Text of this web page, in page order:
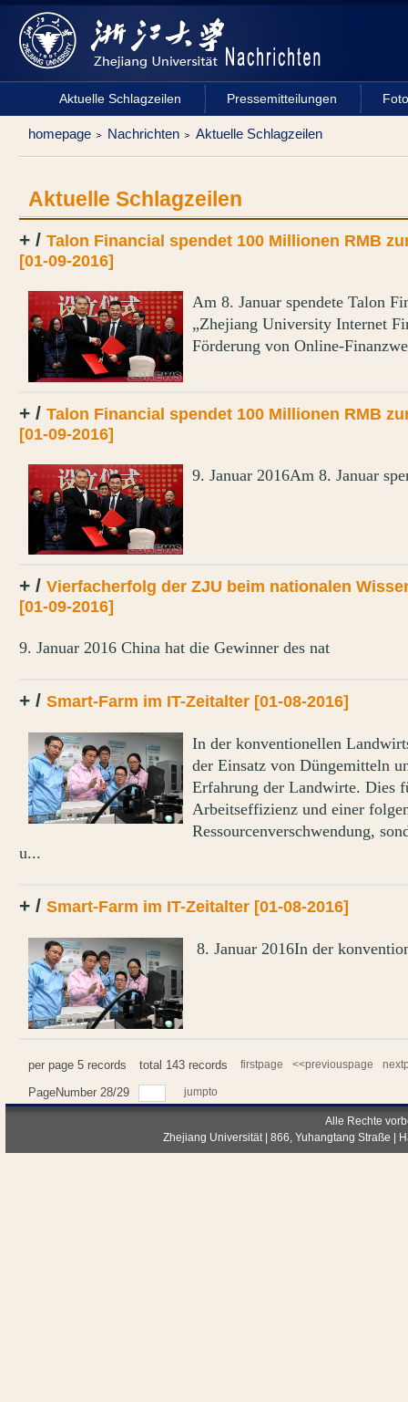
Aktuelle Schlagzeilen Pressemitteilungen
homepage Nachrichten Aktuelle Schlagzeilen
Aktuelle Schlagzeilen
+ / Talon Financial spendet 100 Millionen RMB
[01-09-2016]
Am 8. Januar spendete Talon
„Zhejiang University Internet
Förderung von Online-
+ / Talon Financial spendet 100 Millionen RMB
[01-09-2016]
9. Januar 2016Am 8. Januar
+ / Vierfacherfolg der ZJU beim nationalen
[01-09-2016]
9. Januar 2016 China hat die Gewinner des nat
+ / Smart-Farm im IT-Zeitalter [01-08-2016]
In der konventionellen
der Einsatz von Düngemitteln
Erfahrung der Landwirte. Dies
Arbeitseffizienz und einer
Ressourcenverschwendung,
u...
+ / Smart-Farm im IT-Zeitalter [01-08-2016]
8. Januar 2016In der
per page 5 records total 143 records firstpage <<previouspage
PageNumber 28/29 jumpto
Alle Rechte
Zhejiang Universität | 866, Yuhangtang Straße |